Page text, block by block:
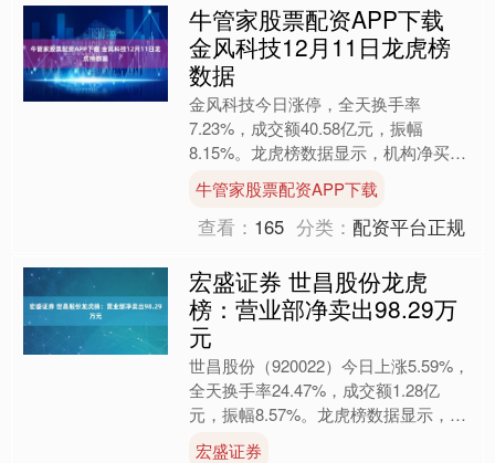
牛管家股票配资APP下载
金风科技12月11日龙虎榜
数据
金风科技今日涨停，全天换手率
7.23%，成交额40.58亿元，振幅
8.15%。龙虎榜数据显示，机构净买入
1136.89万元，深股通净买入6863.08万
元，营业....
牛管家股票配资APP下载
查看： 165 分类：配资平台正规
宏盛证券 世昌股份龙虎
榜：营业部净卖出98.29万
元
世昌股份（920022）今日上涨5.59%，
全天换手率24.47%，成交额1.28亿
元，振幅8.57%。龙虎榜数据显示，营
业部席位合计净卖出98.29万元。 北....
宏盛证券